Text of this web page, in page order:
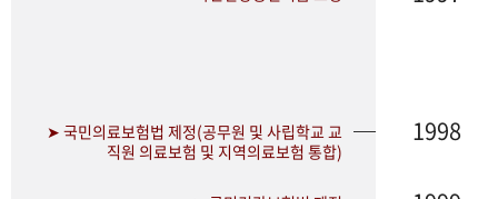
➤ 국민의료보험법 제정(공무원 및 사립학교 교
직원 의료보험 및 지역의료보험 통합)
1998